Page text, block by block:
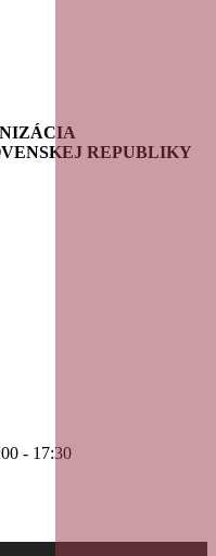
REPUBLIKY
- 17:30